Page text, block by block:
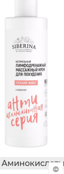
Аминокислоты